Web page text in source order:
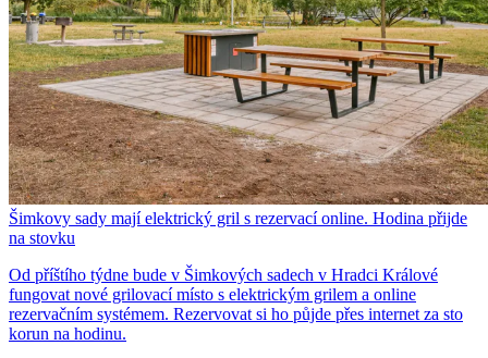
Šimkovy sady mají elektrický gril s rezervací online. Hodina přijde
na stovku
Od příštího týdne bude v Šimkových sadech v Hradci Králové
fungovat nové grilovací místo s elektrickým grilem a online
rezervačním systémem. Rezervovat si ho půjde přes internet za sto
korun na hodinu.